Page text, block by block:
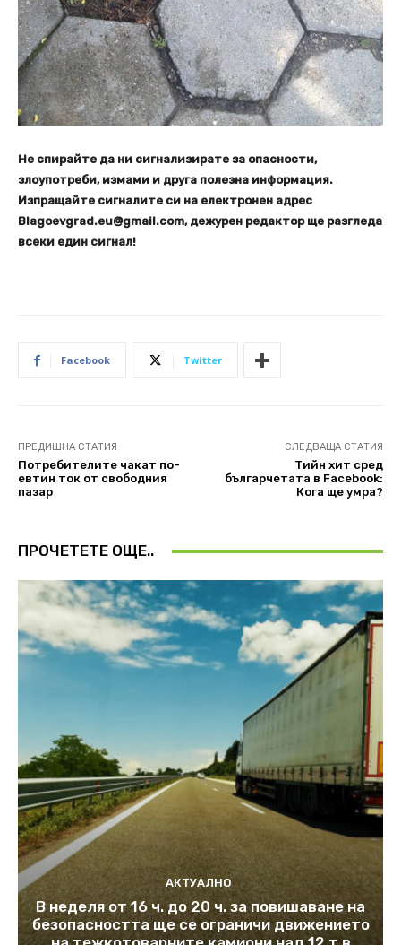
Не спирайте да ни сигнализирате за опасности,
злоупотреби, измами и друга полезна информация.
Изпращайте сигналите си на електронен адрес
Blagoevgrad.eu@gmail.com, дежурен редактор ще разгледа
всеки един сигнал!
Facebook Twitter
ПРЕДИШНА СТАТИЯ
Потребителите чакат по-
евтин ток от свободния
пазар
СЛЕДВАЩА СТАТИЯ
Тийн хит сред
българчетата в Facebook:
Кога ще умра?
ПРОЧЕТЕТЕ ОЩЕ..
АКТУАЛНО
В неделя от 16 ч. до 20 ч. за повишаване на
безопасността ще се ограничи движението